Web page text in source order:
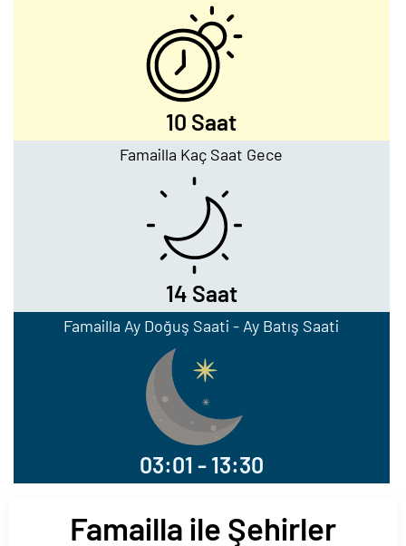
10 Saat
Famailla Kaç Saat Gece
14 Saat
Famailla Ay Doğuş Saati - Ay Batış Saati
03:01 - 13:30
Famailla ile Şehirler